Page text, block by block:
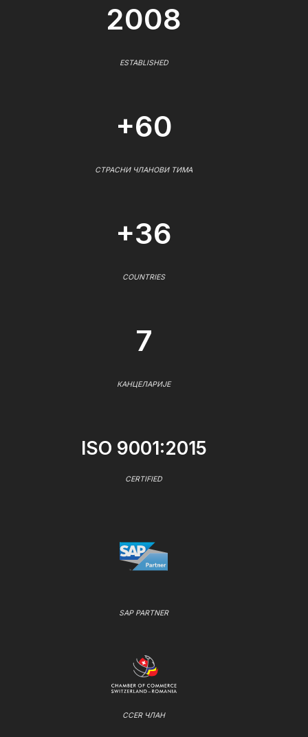
2008
ESTABLISHED
+60
СТРАСНИ ЧЛАНОВИ ТИМА
+36
COUNTRIES
7
КАНЦЕЛАРИЈЕ
ISO 9001:2015
CERTIFIED
SAP PARTNER
CCER ЧЛАН